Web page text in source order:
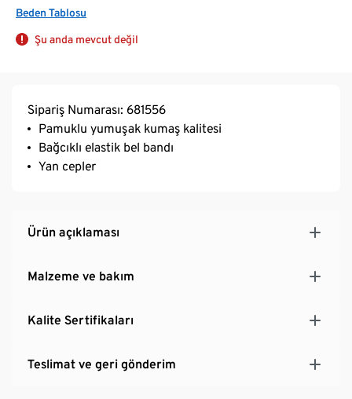
Beden Tablosu
Şu anda mevcut değil
Sipariş Numarası: 681556
Pamuklu yumuşak kumaş kalitesi
Bağcıklı elastik bel bandı
Yan cepler
Ürün açıklaması
Malzeme ve bakım
Kalite Sertifikaları
Teslimat ve geri gönderim